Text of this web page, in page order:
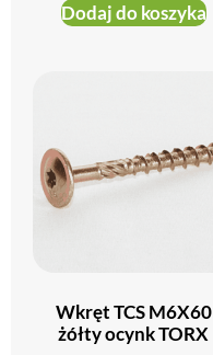
Dodaj do koszyka
Wkręt TCS M6X60
żółty ocynk TORX